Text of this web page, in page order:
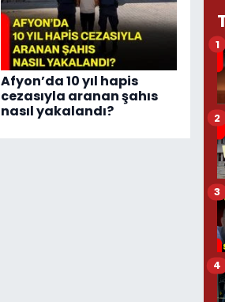
Afyon’da 10 yıl hapis
cezasıyla aranan şahıs
nasıl yakalandı?
1
2
3
4